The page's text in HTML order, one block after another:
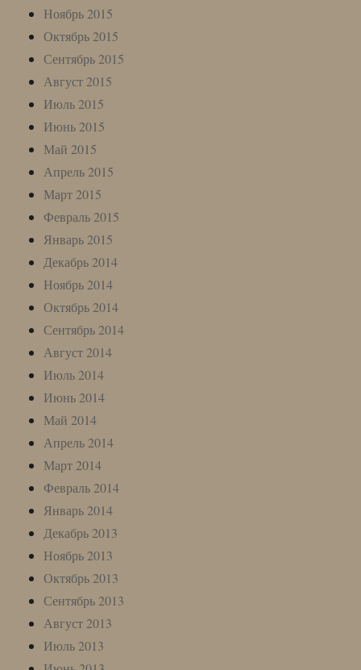
Ноябрь 2015
Октябрь 2015
Сентябрь 2015
Август 2015
Июль 2015
Июнь 2015
Май 2015
Апрель 2015
Март 2015
Февраль 2015
Январь 2015
Декабрь 2014
Ноябрь 2014
Октябрь 2014
Сентябрь 2014
Август 2014
Июль 2014
Июнь 2014
Май 2014
Апрель 2014
Март 2014
Февраль 2014
Январь 2014
Декабрь 2013
Ноябрь 2013
Октябрь 2013
Сентябрь 2013
Август 2013
Июль 2013